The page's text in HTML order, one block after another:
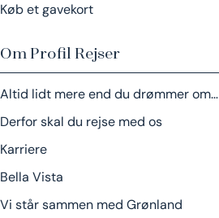
Køb et gavekort
Om Profil Rejser
Altid lidt mere end du drømmer om…
Derfor skal du rejse med os
Karriere
Bella Vista
Vi står sammen med Grønland